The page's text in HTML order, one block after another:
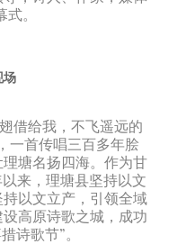
。
场
给我，不飞遥远的
一首传唱三百多年脍
塘名扬四海。作为甘
来，理塘县坚持以文
以文立产，引领全域
高原诗歌之城，成功
诗歌节”。